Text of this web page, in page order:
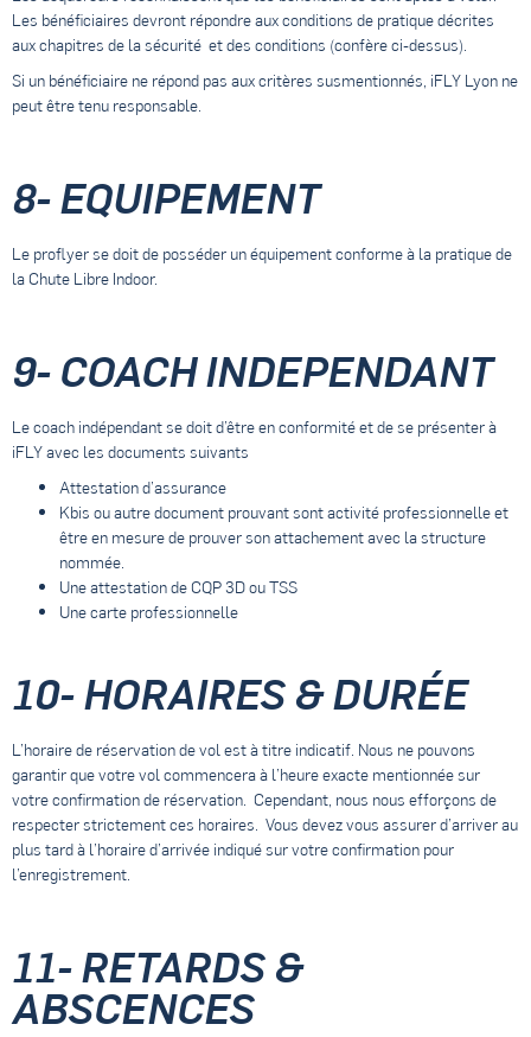
Les bénéficiaires devront répondre aux conditions de pratique décrites
aux chapitres de la sécurité et des conditions (confère ci-dessus).
Si un bénéficiaire ne répond pas aux critères susmentionnés, iFLY Lyon ne
peut être tenu responsable.
8- EQUIPEMENT
Le proflyer se doit de posséder un équipement conforme à la pratique de
la Chute Libre Indoor.
9- COACH INDEPENDANT
Le coach indépendant se doit d’être en conformité et de se présenter à
iFLY avec les documents suivants
Attestation d’assurance
Kbis ou autre document prouvant sont activité professionnelle et
être en mesure de prouver son attachement avec la structure
nommée.
Une attestation de CQP 3D ou TSS
Une carte professionnelle
10- HORAIRES & DURÉE
L’horaire de réservation de vol est à titre indicatif. Nous ne pouvons
garantir que votre vol commencera à l’heure exacte mentionnée sur
votre confirmation de réservation. Cependant, nous nous efforçons de
respecter strictement ces horaires. Vous devez vous assurer d’arriver au
plus tard à l’horaire d’arrivée indiqué sur votre confirmation pour
l’enregistrement.
11- RETARDS &
ABSCENCES